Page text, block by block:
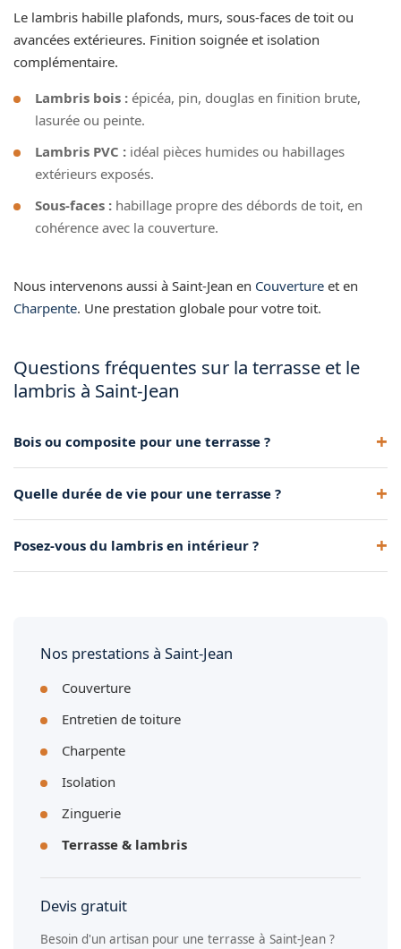
Le lambris habille plafonds, murs, sous-faces de toit ou
avancées extérieures. Finition soignée et isolation
complémentaire.
Lambris bois : épicéa, pin, douglas en finition brute,
lasurée ou peinte.
Lambris PVC : idéal pièces humides ou habillages
extérieurs exposés.
Sous-faces : habillage propre des débords de toit, en
cohérence avec la couverture.
Nous intervenons aussi à Saint-Jean en Couverture et en
Charpente. Une prestation globale pour votre toit.
Questions fréquentes sur la terrasse et le
lambris à Saint-Jean
Bois ou composite pour une terrasse ?
régulier. Le composite est plus durable et quasi sans
entretien.
Quelle durée de vie pour une terrasse ?
plus avec très peu d'entretien.
Posez-vous du lambris en intérieur ?
Nos prestations à Saint-Jean
Couverture
Entretien de toiture
Charpente
Isolation
Zinguerie
Terrasse & lambris
Devis gratuit
Besoin d'un artisan pour une terrasse à Saint-Jean ?